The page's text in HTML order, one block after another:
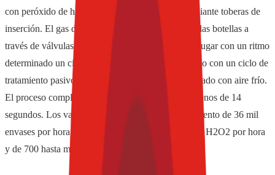
con peróxido de hidrógeno en estado gaseoso mediante toberas de
inserción. El gas de esterilización es introducido a las botellas a
través de válvulas giratorias. A continuación tiene lugar con un ritmo
determinado un ciclo de tratamiento activo alternado con un ciclo de
tratamiento pasivo, soplado con aire caliente y soplado con aire frío.
El proceso completo de esterilización dura poco menos de 14
segundos. Los valores de consumo para un rendimiento de 36 mil
envases por hora es de siete hasta 10 kilogramos de H2O2 por hora
y de 700 hasta mil Nm3 de aire por hora.